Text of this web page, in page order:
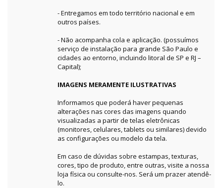
- Entregamos em todo território nacional e em
outros países.
- Não acompanha cola e aplicação. (possuímos
serviço de instalação para grande São Paulo e
cidades ao entorno, incluindo litoral de SP e RJ –
Capital);
IMAGENS MERAMENTE ILUSTRATIVAS
Informamos que poderá haver pequenas
alterações nas cores das imagens quando
visualizadas a partir de telas eletrônicas
(monitores, celulares, tablets ou similares) devido
as configurações ou modelo da tela.
Em caso de dúvidas sobre estampas, texturas,
cores, tipo de produto, entre outras, visite a nossa
loja física ou consulte-nos. Será um prazer atendê-
lo.